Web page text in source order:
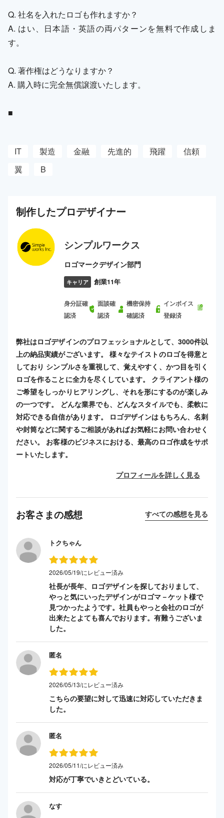
Q. 社名を入れたロゴも作れますか？
A. はい、日本語・英語の両パターンを無料で作成しま
す。
Q. 著作権はどうなりますか？
A. 購入時に完全無償譲渡いたします。
■
IT 製造 金融 先進的 飛躍
信頼
翼
B
制作したプロデザイナー
シンプルワークス
ロゴマークデザイン部門
キャリア 創業11年
身分証確
認済
面談確
認済
機密保持
確認済
インボイス
登録済
弊社はロゴデザインのプロフェッショナルとして、3000件以
上の納品実績がございます。 様々なテイストのロゴを得意と
しており シンプルさを重視して、覚えやすく、かつ目を引く
ロゴを作ることに全力を尽くしています。 クライアント様の
ご希望をしっかりヒアリングし、それを形にするのが楽しみ
の一つです。 どんな業界でも、どんなスタイルでも、柔軟に
対応できる自信があります。 ロゴデザインはもちろん、名刺
や封筒などに関するご相談があればお気軽にお問い合わせく
ださい。 お客様のビジネスにおける、最高のロゴ作成をサポ
ートいたします。
プロフィールを詳しく見る
お客さまの感想 すべての感想を見る
トクちゃん
2026/05/19/にレビュー済み
社長が長年、ロゴデザインを探しておりまして、
やっと気にいったデザインがロゴマ－ケット様で
見つかったようです。社員もやっと会社のロゴが
出来たとよても喜んでおります。有難うございま
した。
匿名
2026/05/13/にレビュー済み
こちらの要望に対して迅速に対応していただきま
した。
匿名
2026/05/11/にレビュー済み
対応が丁寧でいきとどいている。
なす